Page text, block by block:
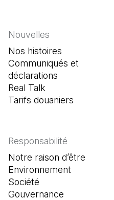
Nouvelles
Nos histoires
Communiqués et
déclarations
Real Talk
Tarifs douaniers
Responsabilité
Notre raison d’être
Environnement
Société
Gouvernance